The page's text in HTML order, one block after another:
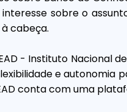
sobre o
cabeça.
- Instituto Nacional
e autonomia
conta com uma